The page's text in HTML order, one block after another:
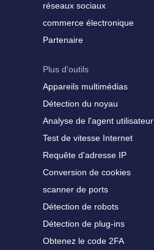
réseaux sociaux
commerce électronique
Partenaire
Plus d'outils
Appareils multimédias
Détection du noyau
Analyse de l'agent utilisateur
Test de vitesse Internet
Requête d'adresse IP
Conversion de cookies
scanner de ports
Détection de robots
Détection de plug-ins
Obtenez le code 2FA